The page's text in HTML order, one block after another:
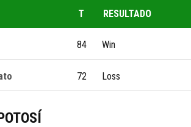
T RESULTADO
84 Win
72 Loss